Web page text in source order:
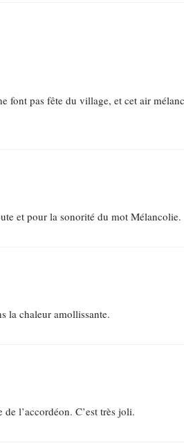
font pas fête du village, et cet air
et pour la sonorité du mot Mélancolie.
la chaleur amollissante.
l’accordéon. C’est très joli.